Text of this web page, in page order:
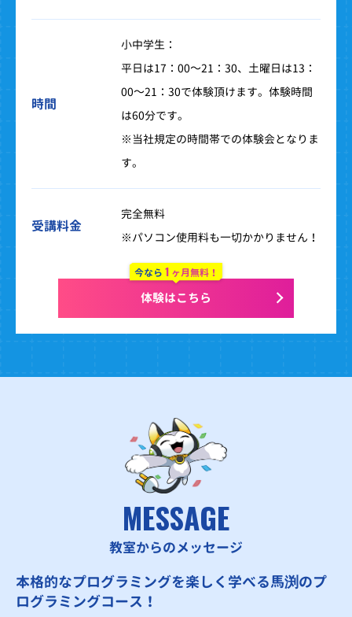
時間
小中学生：
平日は17：00～21：30、土曜日は13：
00～21：30で体験頂けます。体験時間
は60分です。
※当社規定の時間帯での体験会となりま
す。
受講料金
完全無料
※パソコン使用料も一切かかりません！
今なら 1 ヶ月無料！
体験はこちら
MESSAGE
教室からのメッセージ
本格的なプログラミングを楽しく学べる馬渕のプ
ログラミングコース！